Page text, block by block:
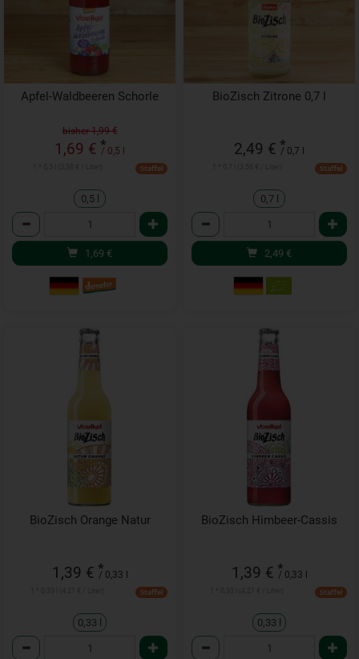
Apfel-Waldbeeren Schorle
bisher 1,99 €
1,69 € *
/ 0,5 l
Staffel
0,5 l
Anzahl
1,69 €
BioZisch Zitrone 0,7 l
2,49 € *
/ 0,7 l
Staffel
0,7 l
Anzahl
2,49 €
BioZisch Orange Natur
1,39 € *
/ 0,33 l
Staffel
0,33 l
Anzahl
BioZisch Himbeer-Cassis
1,39 € *
/ 0,33 l
Staffel
0,33 l
Anzahl